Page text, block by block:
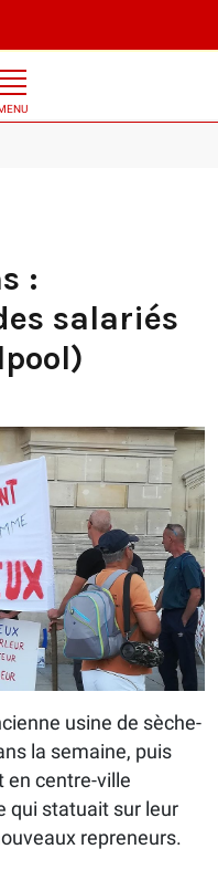
Amiens :
:
salariés
usine de sèche-
la semaine, puis
en centre-ville
qui statuait sur leur
repreneurs.